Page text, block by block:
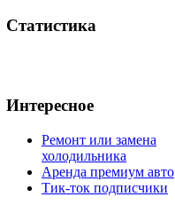
Статистика
Интересное
Ремонт или замена
холодильника
Аренда премиум авто
Тик-ток подписчики